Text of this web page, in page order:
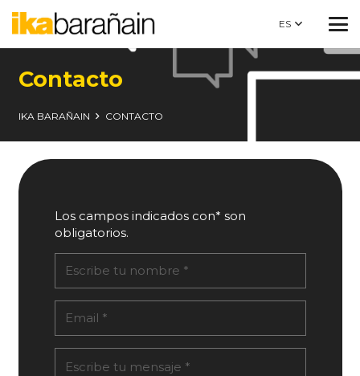
ES
Contacto
IKA BARAÑAIN CONTACTO
Los campos indicados con* son
obligatorios.